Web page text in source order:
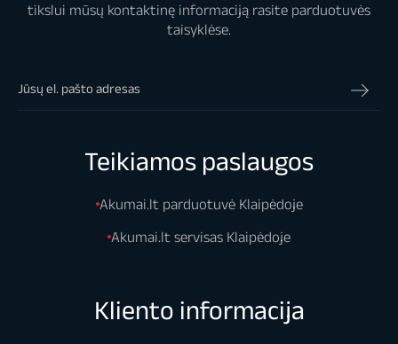
tikslui mūsų kontaktinę informaciją rasite parduotuvės
taisyklėse.
Teikiamos paslaugos
Akumai.lt parduotuvė Klaipėdoje
Akumai.lt servisas Klaipėdoje
Kliento informacija